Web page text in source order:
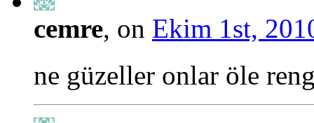
cemre, on Ekim 1st,
ne güzeller onlar öle